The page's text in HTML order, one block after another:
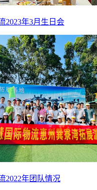
2023年3月生日会
2022年团队情况